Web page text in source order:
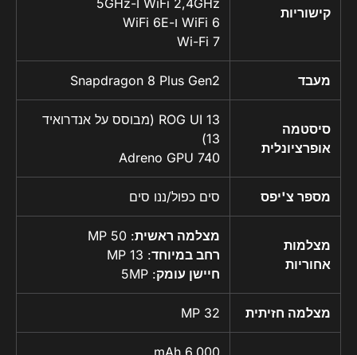
קישוריות
WiFi 2,4GHz ו-5GHz
WiFi 6 ו-WiFi 6E
Wi-Fi 7
מעבד Snapdragon 8 Plus Gen2
סיסטמה
אופרציונלית
ROG UI 13 (מבוסס על אנדרואיד
13)
Adreno GPU 740
מספר צ'יפס סים כפול/ננו סים
מצלמות
אחוריות
מצלמה ראשית: 50 MP
רחב במיוחד: 13 MP
חיישן עומק: 5MP
מצלמה חזיתית 32 MP